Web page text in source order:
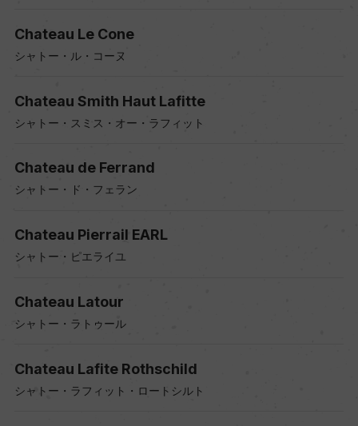
Chateau Le Cone
シャトー・ル・コーヌ
Chateau Smith Haut Lafitte
シャトー・スミス・オー・ラフィット
Chateau de Ferrand
シャトー・ド・フェラン
Chateau Pierrail EARL
シャトー・ピエライユ
Chateau Latour
シャトー・ラトゥール
Chateau Lafite Rothschild
シャトー・ラフィット・ロートシルト